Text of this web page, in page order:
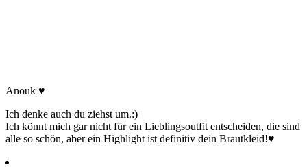
Anouk ♥
Ich denke auch du ziehst um.:)
Ich könnt mich gar nicht für ein Lieblingsoutfit entscheiden, die sind
alle so schön, aber ein Highlight ist definitiv dein Brautkleid!♥